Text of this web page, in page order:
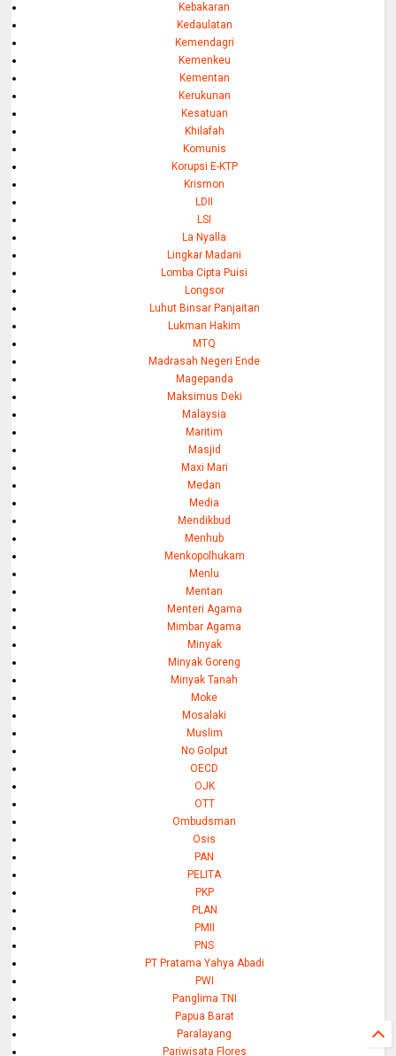
Kebakaran
Kedaulatan
Kemendagri
Kemenkeu
Kementan
Kerukunan
Kesatuan
Khilafah
Komunis
Korupsi E-KTP
Krismon
LDII
LSI
La Nyalla
Lingkar Madani
Lomba Cipta Puisi
Longsor
Luhut Binsar Panjaitan
Lukman Hakim
MTQ
Madrasah Negeri Ende
Magepanda
Maksimus Deki
Malaysia
Maritim
Masjid
Maxi Mari
Medan
Media
Mendikbud
Menhub
Menkopolhukam
Menlu
Mentan
Menteri Agama
Mimbar Agama
Minyak
Minyak Goreng
Minyak Tanah
Moke
Mosalaki
Muslim
No Golput
OECD
OJK
OTT
Ombudsman
Osis
PAN
PELITA
PKP
PLAN
PMII
PNS
PT Pratama Yahya Abadi
PWI
Panglima TNI
Papua Barat
Paralayang
Pariwisata Flores